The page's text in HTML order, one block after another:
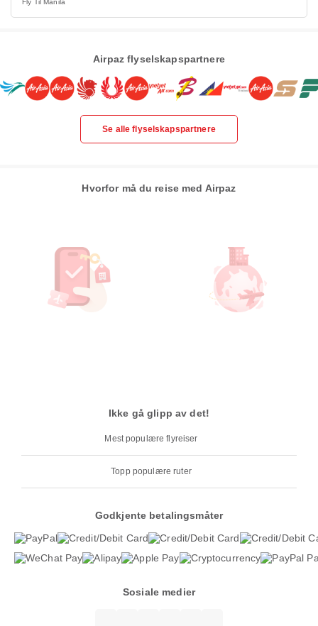
Fly Til Manila
Airpaz flyselskapspartnere
Se alle flyselskapspartnere
Hvorfor må du reise med Airpaz
Ikke gå glipp av det!
Mest populære flyreiser
Topp populære ruter
Godkjente betalingsmåter
Sosiale medier